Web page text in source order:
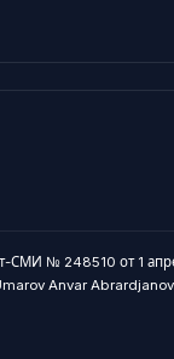
СМИ № 248510 от 1
Anvar